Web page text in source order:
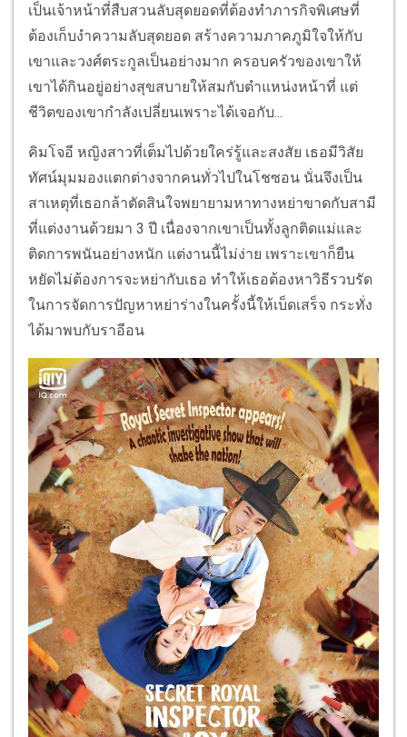
เป็นเจ้าหน้าที่สืบสวนลับสุดยอดที่ต้องทำภารกิจพิเศษที่
ต้องเก็บงำความลับสุดยอด สร้างความภาคภูมิใจให้กับ
เขาและวงศ์ตระกูลเป็นอย่างมาก ครอบครัวของเขาให้
เขาได้กินอยู่อย่างสุขสบายให้สมกับตำแหน่งหน้าที่ แต่
ชีวิตของเขากำลังเปลี่ยนเพราะได้เจอกับ...
คิมโจอี หญิงสาวที่เต็มไปด้วยใคร่รู้และสงสัย เธอมีวิสัย
ทัศน์มุมมองแตกต่างจากคนทั่วไปในโชซอน นั่นจึงเป็น
สาเหตุที่เธอกล้าตัดสินใจพยายามหาทางหย่าขาดกับสามี
ที่แต่งงานด้วยมา 3 ปี เนื่องจากเขาเป็นทั้งลูกติดแม่และ
ติดการพนันอย่างหนัก แต่งานนี้ไม่ง่าย เพราะเขาก็ยืน
หยัดไม่ต้องการจะหย่ากับเธอ ทำให้เธอต้องหาวิธีรวบรัด
ในการจัดการปัญหาหย่าร่างในครั้งนี้ให้เบ็ดเสร็จ กระทั่ง
ได้มาพบกับราอีอน